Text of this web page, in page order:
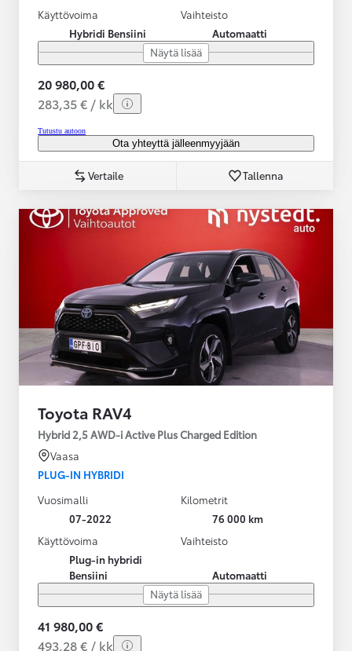
Käyttövoima
Hybridi Bensiini
Vaihteisto
Automaatti
Näytä lisää
20 980,00 €
283,35 € / kk
Tutustu autoon
Ota yhteyttä jälleenmyyjään
Vertaile Tallenna
Toyota RAV4
Hybrid 2,5 AWD-i Active Plus Charged Edition
Vaasa
PLUG-IN HYBRIDI
Vuosimalli
07-2022
Kilometrit
76 000 km
Käyttövoima
Plug-in hybridi
Bensiini
Vaihteisto
Automaatti
Näytä lisää
41 980,00 €
493,28 € / kk